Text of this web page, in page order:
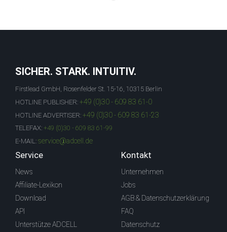
SICHER. STARK. INTUITIV.
Firstlead GmbH, Rosenfelder St. 15-16, 10315 Berlin
HOTLINE PUBLISHER: +49 (0)30 - 609 83 61-0
HOTLINE ADVERTISER: +49 (0)30 - 609 83 61-23
TELEFAX: +49 (0)30 - 609 83 61-99
E-MAIL: service@adcell.de
Service
News
Affiliate-Lexikon
Download
API
Unterstütze ADCELL
Kontakt
Unternehmen
Jobs
AGB & Datenschutzerklärung
FAQ
Datenschutz